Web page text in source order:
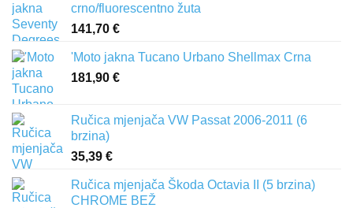
crno/fluorescentno žuta
141,70 €
'Moto jakna Tucano Urbano Shellmax Crna
181,90 €
Ručica mjenjača VW Passat 2006-2011 (6
brzina)
35,39 €
Ručica mjenjača Škoda Octavia II (5 brzina)
CHROME BEŽ